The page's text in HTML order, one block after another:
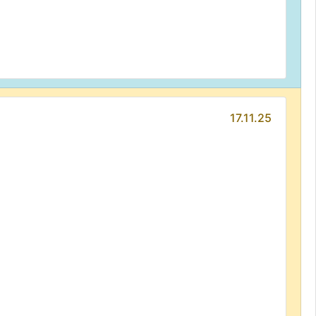
17.11.25